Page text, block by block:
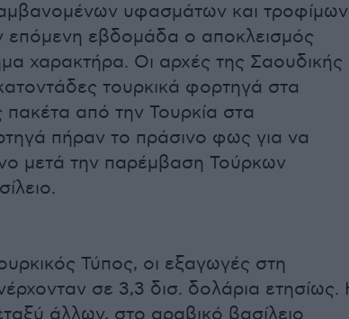
υφασμάτων και τροφίμων
επόμενη εβδομάδα ο αποκλεισμός
χαρακτήρα. Οι αρχές της Σαουδικής
τουρκικά φορτηγά στα
πακέτα από την Τουρκία στα
πήραν το πράσινο φως για να
μετά την παρέμβαση Τούρκων
Τύπος, οι εξαγωγές στη
σε 3,3 δισ. δολάρια ετησίως.
άλλων, στο αραβικό βασίλειο